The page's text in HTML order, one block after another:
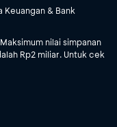
& Bank
nilai simpanan
Rp2 miliar. Untuk cek